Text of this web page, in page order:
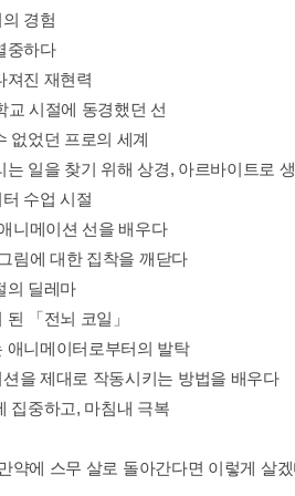
경험
중하다
져진 재현력
교 시절에 동경했던 선
없었던 프로의 세계
는 일을 찾기 위해 상경, 아르바이트로
수업 시절
니메이션 선을 배우다
그림에 대한 집착을 깨닫다
의 딜레마
「전뇌 코일」
애니메이터로부터의 발탁
을 제대로 작동시키는 방법을 배우다
집중하고, 마침내 극복
약에 스무 살로 돌아간다면 이렇게 살